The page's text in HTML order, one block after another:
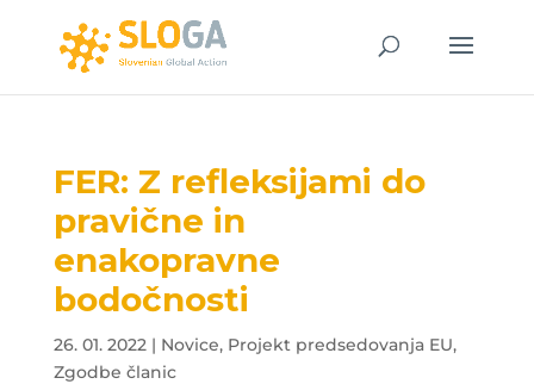
FER: Z refleksijami do
pravične in
enakopravne
bodočnosti
26. 01. 2022| Novice, Projekt predsedovanja EU,
Zgodbe članic